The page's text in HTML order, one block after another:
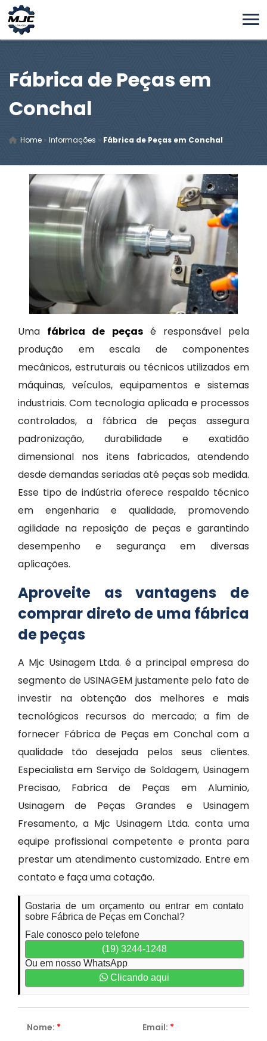
Fábrica de Peças em
Conchal
Home » Informações » Fábrica de Peças em Conchal
Uma fábrica de peçasé responsável pela
produção em escala de componentes
mecânicos, estruturais ou técnicos utilizados em
máquinas, veículos, equipamentos e sistemas
industriais. Com tecnologia aplicada e processos
controlados, a fábrica de peças assegura
padronização, durabilidade e exatidão
dimensional nos itens fabricados, atendendo
desde demandas seriadas até peças sob medida.
Esse tipo de indústria oferece respaldo técnico
em engenharia e qualidade, promovendo
agilidade na reposição de peças e garantindo
desempenho e segurança em diversas
aplicações.
Aproveite as vantagens de
comprar direto de uma fábrica
de peças
A Mjc Usinagem Ltda. é a principal empresa do
segmento de USINAGEM justamente pelo fato de
investir na obtenção dos melhores e mais
tecnológicos recursos do mercado; a fim de
fornecer Fábrica de Peças em Conchal com a
qualidade tão desejada pelos seus clientes.
Especialista em Serviço de Soldagem, Usinagem
Precisao, Fabrica de Peças em Aluminio,
Usinagem de Peças Grandes e Usinagem
Fresamento, a Mjc Usinagem Ltda. conta uma
equipe profissional competente e pronta para
prestar um atendimento customizado. Entre em
contato e faça uma cotação.
Gostaria de um orçamento ou entrar em contato
sobre Fábrica de Peças em Conchal?
Fale conosco pelo telefone
(19) 3244-1248
Ou em nosso WhatsApp
Clicando aqui
Nome: * Email: *